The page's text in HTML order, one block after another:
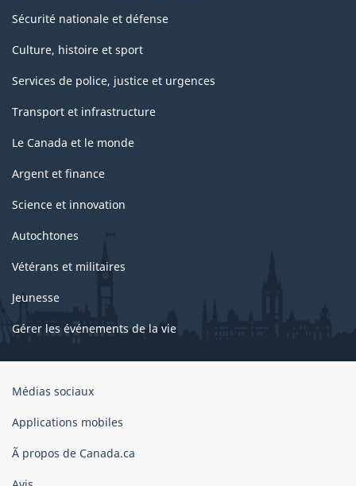
Sécurité nationale et défense
Culture, histoire et sport
Services de police, justice et urgences
Transport et infrastructure
Le Canada et le monde
Argent et finance
Science et innovation
Autochtones
Vétérans et militaires
Jeunesse
Gérer les événements de la vie
Organisation
gouvernement
Canada
Médias sociaux
Applications mobiles
Ã propos de Canada.ca